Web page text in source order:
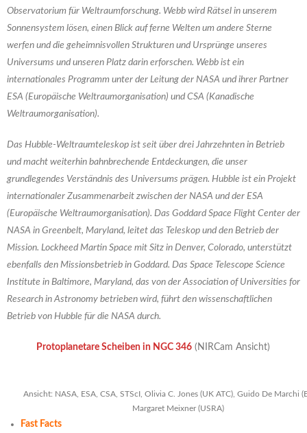
Observatorium für Weltraumforschung. Webb wird Rätsel in unserem
Sonnensystem lösen, einen Blick auf ferne Welten um andere Sterne
werfen und die geheimnisvollen Strukturen und Ursprünge unseres
Universums und unseren Platz darin erforschen. Webb ist ein
internationales Programm unter der Leitung der NASA und ihrer Partner
ESA (Europäische Weltraumorganisation) und CSA (Kanadische
Weltraumorganisation).
Das Hubble-Weltraumteleskop ist seit über drei Jahrzehnten in Betrieb
und macht weiterhin bahnbrechende Entdeckungen, die unser
grundlegendes Verständnis des Universums prägen. Hubble ist ein Projekt
internationaler Zusammenarbeit zwischen der NASA und der ESA
(Europäische Weltraumorganisation). Das Goddard Space Flight Center der
NASA in Greenbelt, Maryland, leitet das Teleskop und den Betrieb der
Mission. Lockheed Martin Space mit Sitz in Denver, Colorado, unterstützt
ebenfalls den Missionsbetrieb in Goddard. Das Space Telescope Science
Institute in Baltimore, Maryland, das von der Association of Universities for
Research in Astronomy betrieben wird, führt den wissenschaftlichen
Betrieb von Hubble für die NASA durch.
Protoplanetare Scheiben in NGC 346 (NIRCam Ansicht)
Ansicht: NASA, ESA, CSA, STScI, Olivia C. Jones (UK ATC), Guido De Marchi
Margaret Meixner (USRA)
Fast Facts